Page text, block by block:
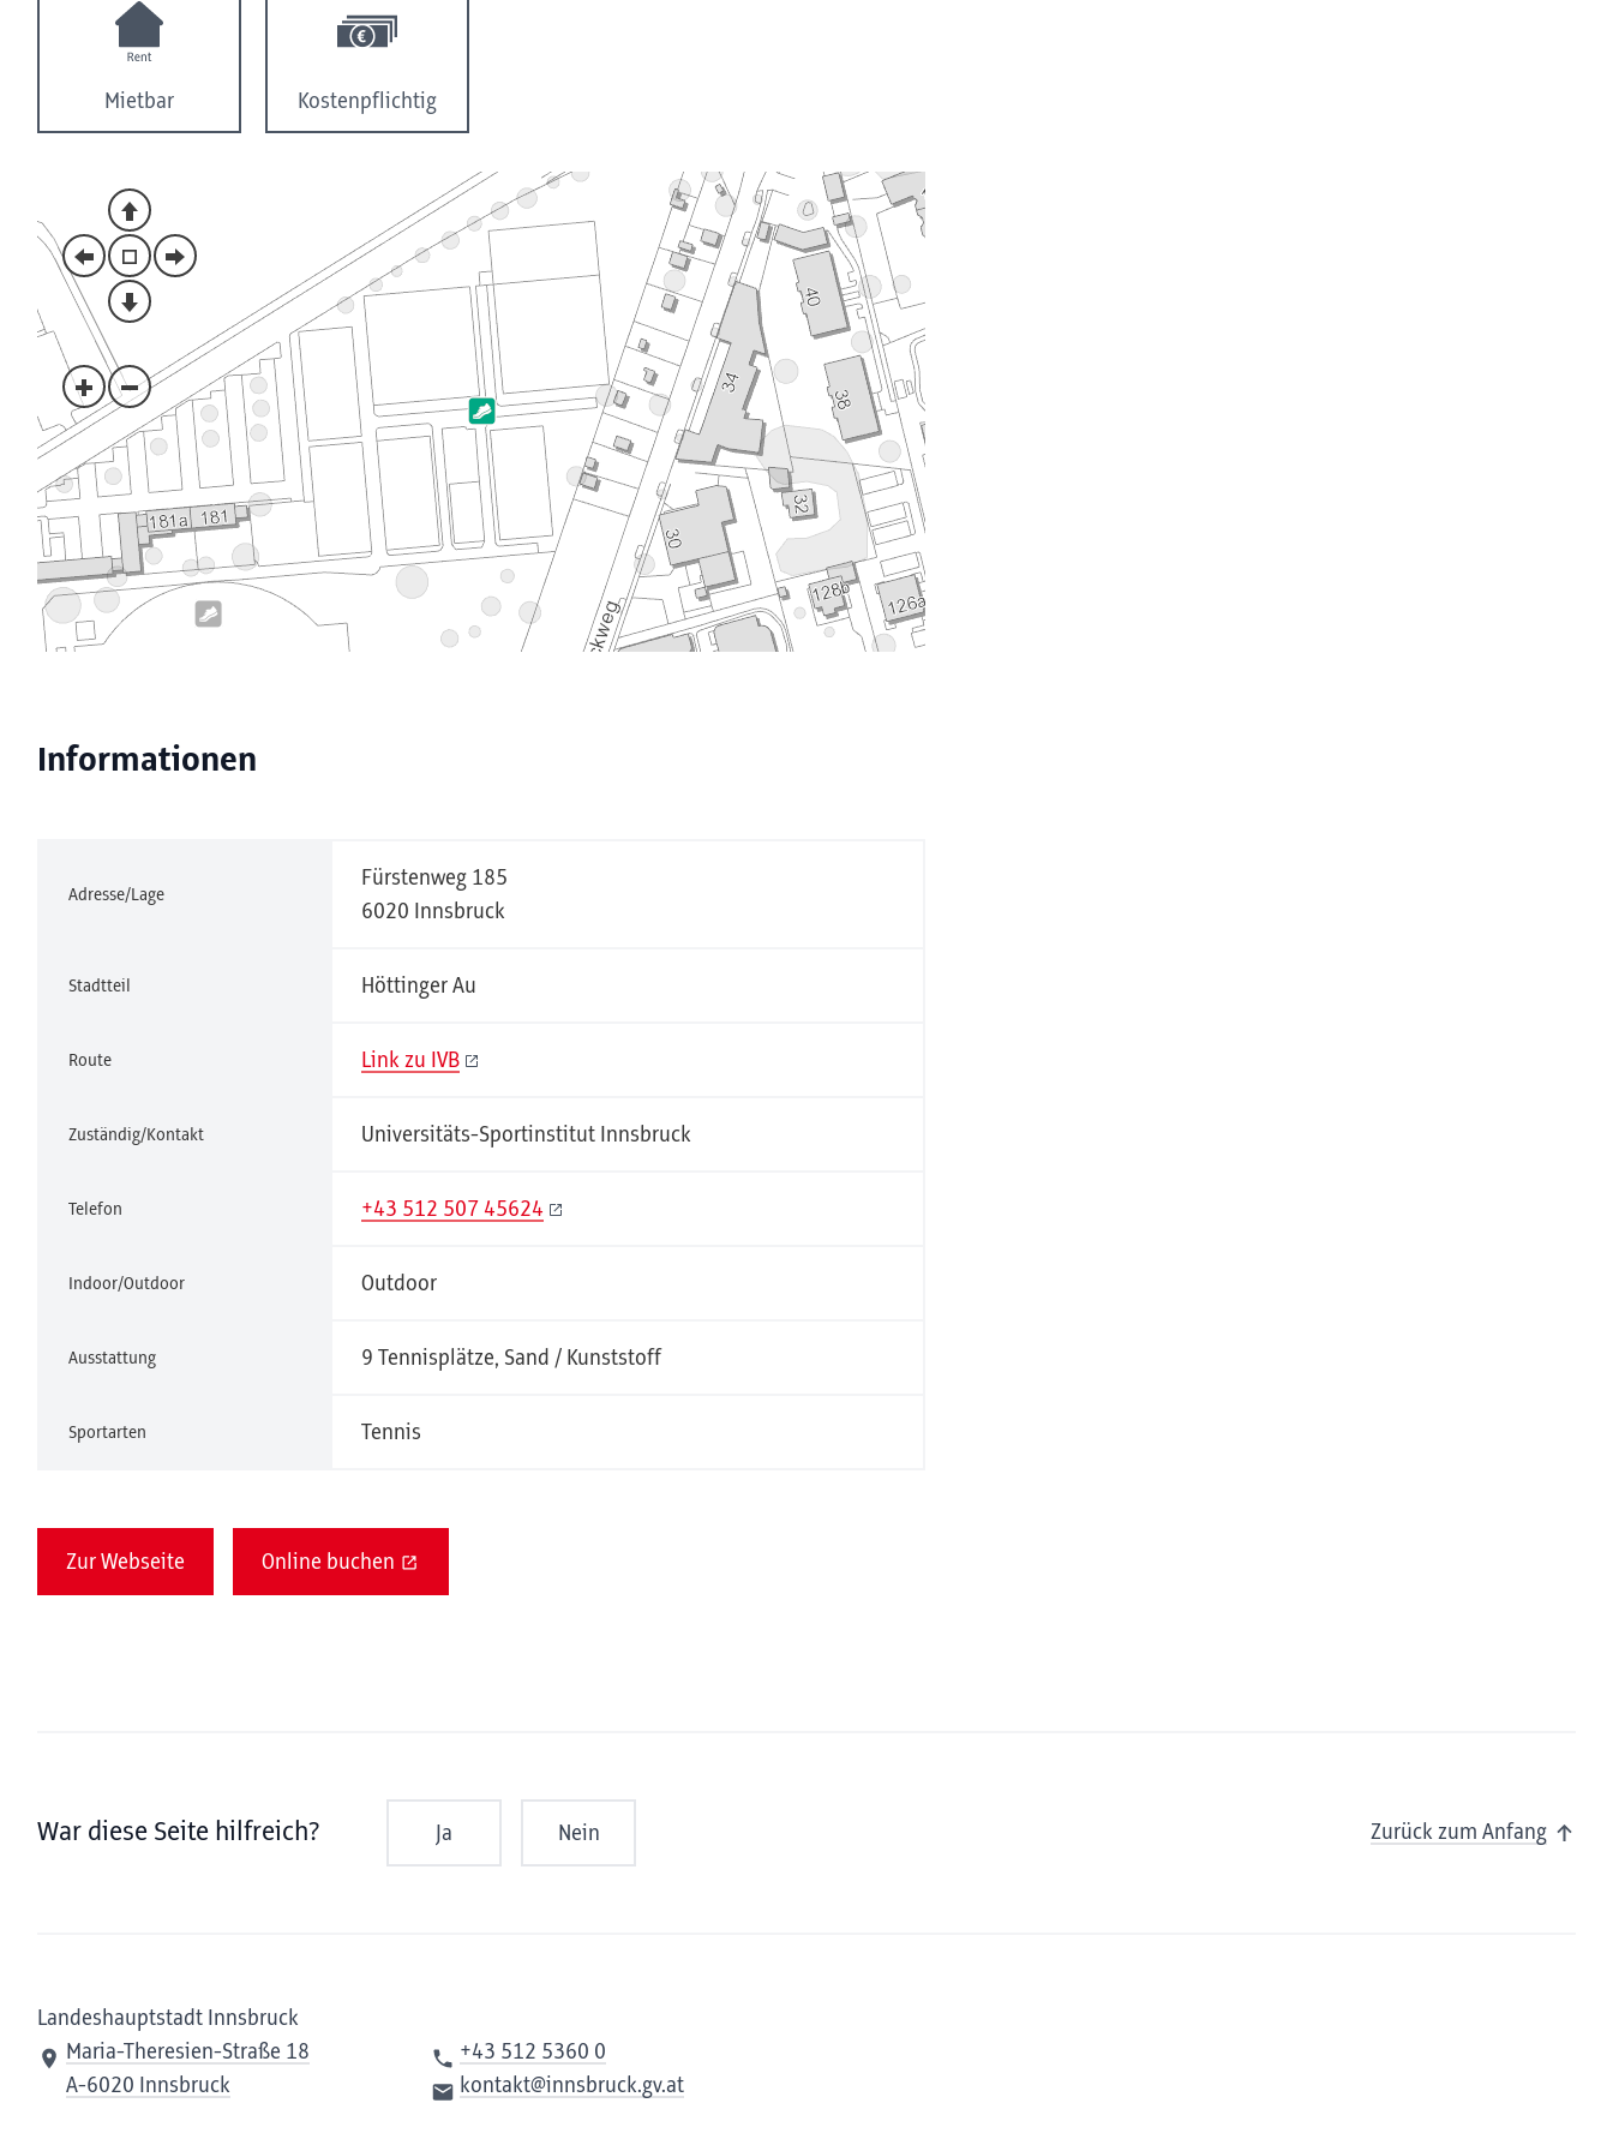
Mietbar Kostenpflichtig
Informationen
Adresse/Lage
Fürstenweg 185
6020 Innsbruck
Stadtteil Höttinger Au
Route Link zu IVB
Zuständig/Kontakt Universitäts-Sportinstitut Innsbruck
Telefon +43 512 507 45624
Indoor/Outdoor Outdoor
Ausstattung 9 Tennisplätze, Sand / Kunststoff
Sportarten Tennis
Zur Webseite Online buchen
War diese Seite hilfreich? Ja Nein Zurück zum Anfang
Landeshauptstadt Innsbruck
Maria-Theresien-Straße 18
A-6020 Innsbruck
+43 512 5360 0
kontakt@innsbruck.gv.at